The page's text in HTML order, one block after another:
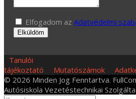
Elfogadom azAdatvédelmi
Elküldöm
Tanulói
tájékoztató
Mutatószámok
© 2026 Minden Jog Fenntartva.
Autósiskola Vezetéstechnikai